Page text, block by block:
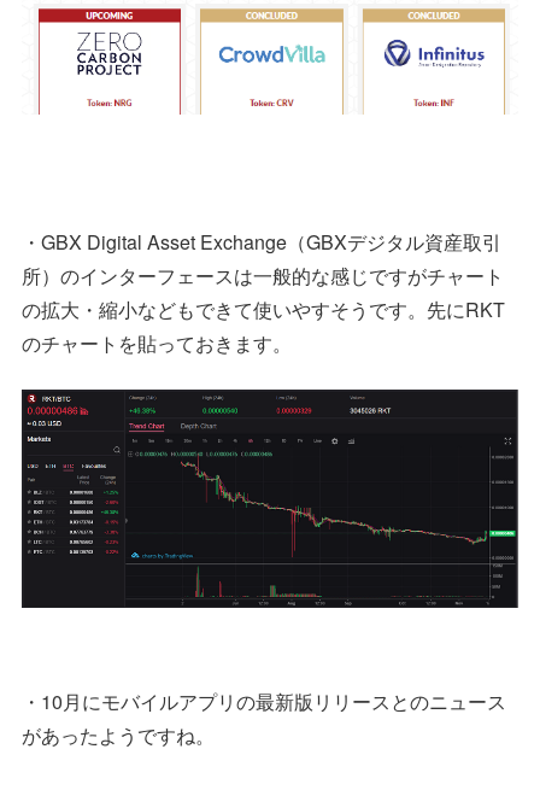
・GBX Digital Asset Exchange（GBXデジタル資産取引
所）のインターフェースは一般的な感じですがチャート
の拡大・縮小などもできて使いやすそうです。先にRKT
のチャートを貼っておきます。
・10月にモバイルアプリの最新版リリースとのニュース
があったようですね。